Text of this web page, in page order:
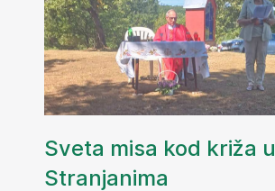
Sveta misa kod križa u
Stranjanima